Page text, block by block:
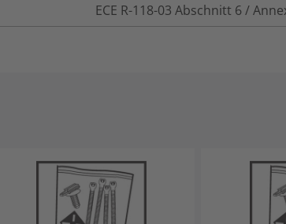
ECE R-118-03 Abschnitt 6 /